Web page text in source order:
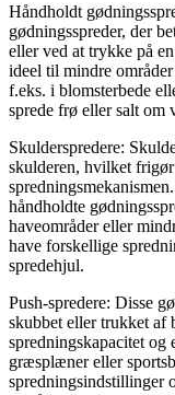
Håndholdt
gødningsspreder, der
eller ved at trykke på
ideel til mindre
f.eks. i blomsterbede
sprede frø eller salt om
Skulderspredere:
skulderen, hvilket
håndholdte
haveområder eller
have forskellige
spredehjul.
Push-spredere: Disse
skubbet eller trukket af
spredningskapacitet og
græsplæner eller
spredningsindstillinger